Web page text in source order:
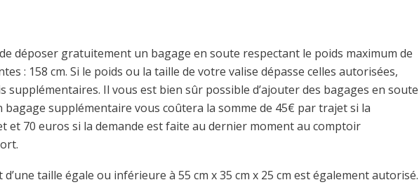
déposer gratuitement un bagage en soute respectant le poids maximum de
: 158 cm. Si le poids ou la taille de votre valise dépasse celles autorisées,
supplémentaires. Il vous est bien sûr possible d’ajouter des bagages en soute
bagage supplémentaire vous coûtera la somme de 45€ par trajet si la
et 70 euros si la demande est faite au dernier moment au comptoir
taille égale ou inférieure à 55 cm x 35 cm x 25 cm est également autorisé.